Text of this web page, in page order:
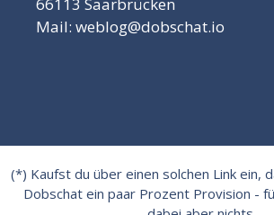
66113 Saarbrücken
Mail: weblog@dobschat.io
(*) Kaufst du über einen solchen Link ein,
Dobschat ein paar Prozent Provision -